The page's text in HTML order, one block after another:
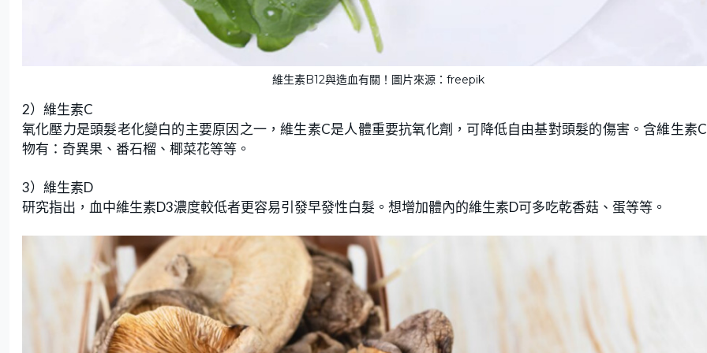
維生素B12與造血有關！圖片來源：freepik
2）維生素C
氧化壓力是頭髮老化變白的主要原因之一，維生素C是人體重要抗氧化劑，可降低自由基對頭髮的傷害。含維生素
物有：奇異果、番石榴、椰菜花等等。
3）維生素D
研究指出，血中維生素D3濃度較低者更容易引發早發性白髮。想增加體內的維生素D可多吃乾香菇、蛋等等。